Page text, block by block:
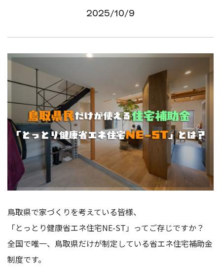
2025/10/9
鳥取県で家づくりを考えている皆様、
「とっとり健康省エネ住宅NE-ST」ってご存じですか？
全国で唯一、鳥取県だけが制定している省エネ住宅補助金
制度です。